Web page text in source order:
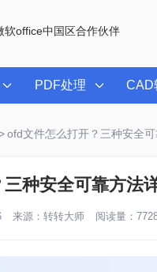
软office中国区合作伙伴
PDF处理 CAD
ofd文件怎么打开？三种安全可
种安全可靠方法
来源： 转转大师 阅读量：